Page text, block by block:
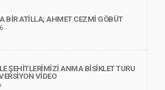
BİR ATİLLA; AHMET CEZMİ GÖBÜT
ŞEHİTLERİMİZİ ANMA BİSİKLET TURU
VİDEO